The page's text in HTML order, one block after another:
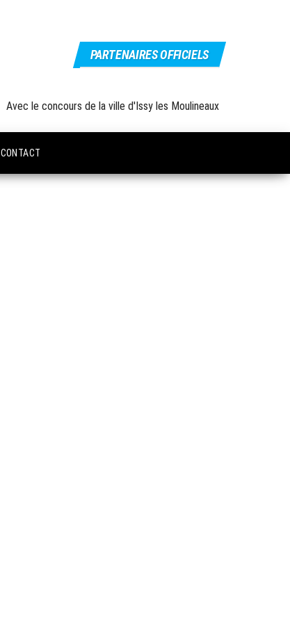
PARTENAIRES OFFICIELS
Avec le concours de la ville d'Issy les Moulineaux
CONTACT